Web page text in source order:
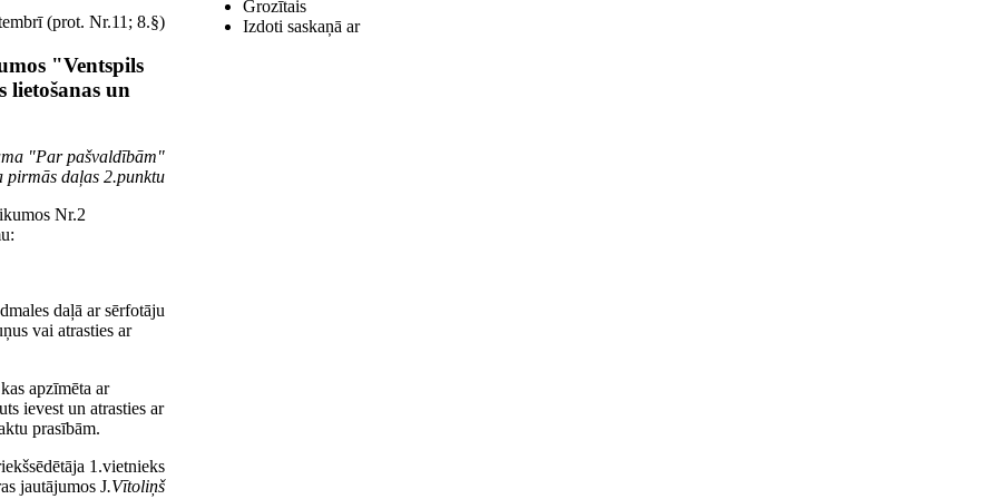
(prot. Nr.11; 8.§)
"Ventspils
lietošanas un
"Par pašvaldībām"
pirmās daļas 2.punktu
Nr.2
daļā ar sērfotāju
vai atrasties ar
apzīmēta ar
ievest un atrasties ar
prasībām.
1.vietnieks
jautājumos J.Vītoliņš
Grozītais
Izdoti saskaņā ar